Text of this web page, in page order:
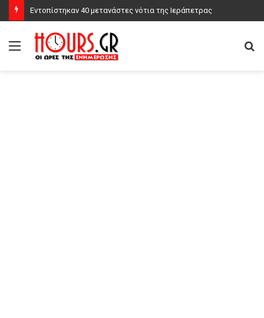
Εντοπίστηκαν 40 μετανάστες νότια της Ιεράπετρας
Μενού